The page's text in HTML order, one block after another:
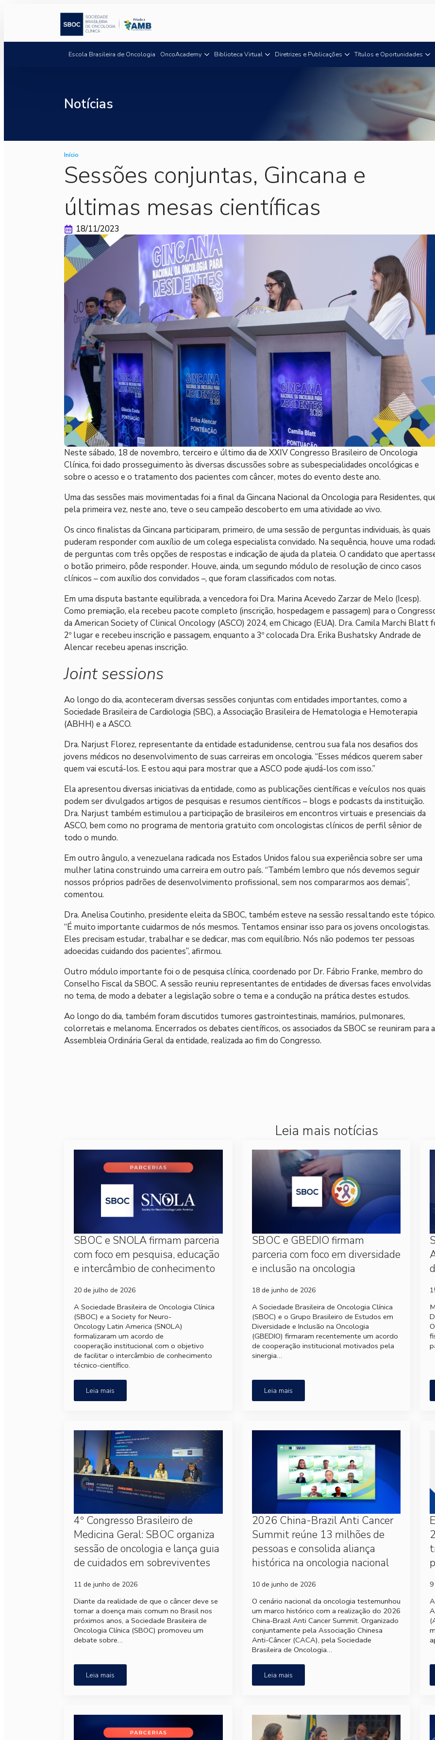
Escola Brasileira de Oncologia OncoAcademy Biblioteca Virtual Diretrizes e Publicações Títulos e Oportunidades
Notícias
Início
Sessões conjuntas, Gincana e
últimas mesas científicas
18/11/2023
Neste sábado, 18 de novembro, terceiro e último dia de XXIV Congresso Brasileiro de Oncologia
Clínica, foi dado prosseguimento às diversas discussões sobre as subespecialidades oncológicas e
sobre o acesso e o tratamento dos pacientes com câncer, motes do evento deste ano.
Uma das sessões mais movimentadas foi a final da Gincana Nacional da Oncologia para Residentes,
pela primeira vez, neste ano, teve o seu campeão descoberto em uma atividade ao vivo.
Os cinco finalistas da Gincana participaram, primeiro, de uma sessão de perguntas individuais, às quais
puderam responder com auxílio de um colega especialista convidado. Na sequência, houve uma
de perguntas com três opções de respostas e indicação de ajuda da plateia. O candidato que
o botão primeiro, pôde responder. Houve, ainda, um segundo módulo de resolução de cinco casos
clínicos – com auxílio dos convidados –, que foram classificados com notas.
Em uma disputa bastante equilibrada, a vencedora foi Dra. Marina Acevedo Zarzar de Melo (Icesp).
Como premiação, ela recebeu pacote completo (inscrição, hospedagem e passagem) para o
da American Society of Clinical Oncology (ASCO) 2024, em Chicago (EUA). Dra. Camila Marchi Blatt
2º lugar e recebeu inscrição e passagem, enquanto a 3º colocada Dra. Erika Bushatsky Andrade de
Alencar recebeu apenas inscrição.
Joint sessions
Ao longo do dia, aconteceram diversas sessões conjuntas com entidades importantes, como a
Sociedade Brasileira de Cardiologia (SBC), a Associação Brasileira de Hematologia e Hemoterapia
(ABHH) e a ASCO.
Dra. Narjust Florez, representante da entidade estadunidense, centrou sua fala nos desafios dos
jovens médicos no desenvolvimento de suas carreiras em oncologia. “Esses médicos querem saber
quem vai escutá-los. E estou aqui para mostrar que a ASCO pode ajudá-los com isso.”
Ela apresentou diversas iniciativas da entidade, como as publicações científicas e veículos nos quais
podem ser divulgados artigos de pesquisas e resumos científicos – blogs e podcasts da instituição.
Dra. Narjust também estimulou a participação de brasileiros em encontros virtuais e presenciais da
ASCO, bem como no programa de mentoria gratuito com oncologistas clínicos de perfil sênior de
todo o mundo.
Em outro ângulo, a venezuelana radicada nos Estados Unidos falou sua experiência sobre ser uma
mulher latina construindo uma carreira em outro país. “Também lembro que nós devemos seguir
nossos próprios padrões de desenvolvimento profissional, sem nos compararmos aos demais”,
comentou.
Dra. Anelisa Coutinho, presidente eleita da SBOC, também esteve na sessão ressaltando este tópico.
“É muito importante cuidarmos de nós mesmos. Tentamos ensinar isso para os jovens oncologistas.
Eles precisam estudar, trabalhar e se dedicar, mas com equilíbrio. Nós não podemos ter pessoas
adoecidas cuidando dos pacientes”, afirmou.
Outro módulo importante foi o de pesquisa clínica, coordenado por Dr. Fábrio Franke, membro do
Conselho Fiscal da SBOC. A sessão reuniu representantes de entidades de diversas faces envolvidas
no tema, de modo a debater a legislação sobre o tema e a condução na prática destes estudos.
Ao longo do dia, também foram discutidos tumores gastrointestinais, mamários, pulmonares,
colorretais e melanoma. Encerrados os debates científicos, os associados da SBOC se reuniram para a
Assembleia Ordinária Geral da entidade, realizada ao fim do Congresso.
Leia mais notícias
SBOC e SNOLA firmam parceria
com foco em pesquisa, educação
e intercâmbio de conhecimento
20 de julho de 2026
A Sociedade Brasileira de Oncologia Clínica
(SBOC) e a Society for Neuro-
Oncology Latin America (SNOLA)
formalizaram um acordo de
cooperação institucional com o objetivo
de facilitar o intercâmbio de conhecimento
técnico-científico.
Leia mais
SBOC e GBEDIO firmam
parceria com foco em diversidade
e inclusão na oncologia
18 de junho de 2026
A Sociedade Brasileira de Oncologia Clínica
(SBOC) e o Grupo Brasileiro de Estudos em
Diversidade e Inclusão na Oncologia
(GBEDIO) firmaram recentemente um acordo
de cooperação institucional motivados pela
sinergia…
Leia mais
4º Congresso Brasileiro de
Medicina Geral: SBOC organiza
sessão de oncologia e lança guia
de cuidados em sobreviventes
11 de junho de 2026
Diante da realidade de que o câncer deve se
tornar a doença mais comum no Brasil nos
próximos anos, a Sociedade Brasileira de
Oncologia Clínica (SBOC) promoveu um
debate sobre…
Leia mais
2026 China-Brazil Anti Cancer
Summit reúne 13 milhões de
pessoas e consolida aliança
histórica na oncologia nacional
10 de junho de 2026
O cenário nacional da oncologia testemunhou
um marco histórico com a realização do 2026
China-Brazil Anti Cancer Summit. Organizado
conjuntamente pela Associação Chinesa
Anti-Câncer (CACA), pela Sociedade
Brasileira de Oncologia…
Leia mais